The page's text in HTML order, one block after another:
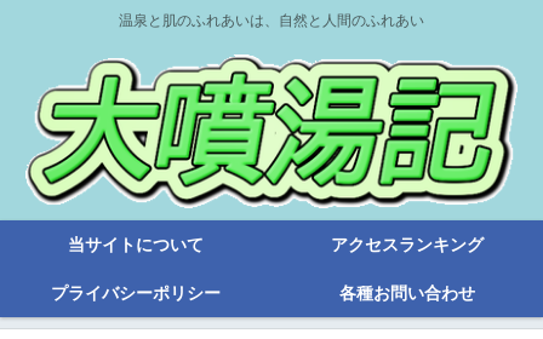
温泉と肌のふれあいは、自然と人間のふれあい
当サイトについて アクセスランキング
プライバシーポリシー 各種お問い合わせ